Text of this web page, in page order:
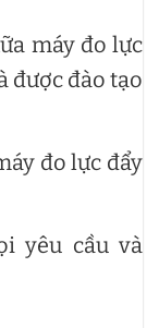
máy đo lực
được đào tạo
đo lực đẩy
yêu cầu và